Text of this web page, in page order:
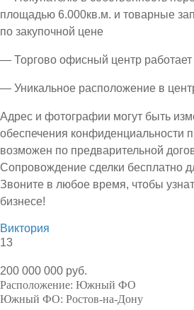
площадью 6.000кв.м. и товарные
по закупочной цене
— Торгово офисный центр работает
— Уникальное расположение в
Адрес и фотографии могут быть
обеспечения конфиденциальности
возможен по предварительной
Сопровождение сделки бесплатно
Звоните в любое время, чтобы
бизнесе!
Виктория
13
200 000 000 руб.
Расположение: Южный ФО
Южный ФО: Ростов-на-Дону